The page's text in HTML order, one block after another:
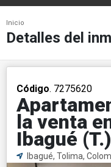
Inicio
Detalles del
Código. 7275620
la venta
Ibagué (T.)
Ibagué, Tolima,